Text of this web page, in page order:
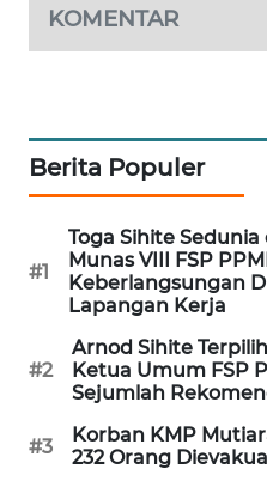
KOMENTAR
Berita Populer
#1
Toga Sihite
Munas VIII FSP
Keberlangsungan
Lapangan Kerja
#2
Arnod Sihite
Ketua Umum FSP
Sejumlah
#3
Korban KMP
232 Orang
TAMBANG
SITUNGIR
NEWS
SIDIKALANG
NEWS
SIBARAGAS
NEWS